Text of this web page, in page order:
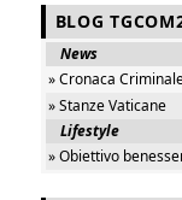
BLOG
News
» Cronaca
» Stanze Vaticane
Lifestyle
» Obiettivo